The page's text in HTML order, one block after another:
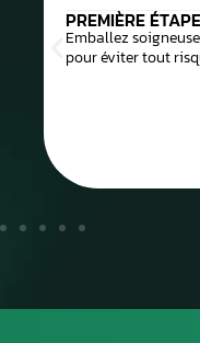
PREMIÈRE ÉTAPE
Emballez
pour éviter tout